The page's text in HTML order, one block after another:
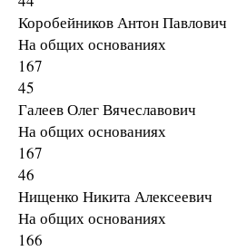
Коробейников Антон Павлович
На общих основаниях
167
45
Галеев Олег Вячеславович
На общих основаниях
167
46
Нищенко Никита Алексеевич
На общих основаниях
166